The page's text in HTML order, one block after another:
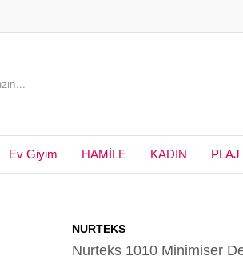
Ev Giyim HAMİLE KADIN PLAJ
NURTEKS
Nurteks 1010 Minimiser